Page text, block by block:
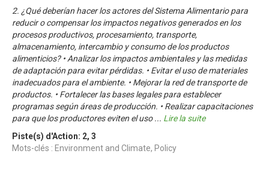
2. ¿Qué deberían hacer los actores del Sistema Alimentario para
reducir o compensar los impactos negativos generados en los
procesos productivos, procesamiento, transporte,
almacenamiento, intercambio y consumo de los productos
alimenticios? • Analizar los impactos ambientales y las medidas
de adaptación para evitar pérdidas. • Evitar el uso de materiales
inadecuados para el ambiente. • Mejorar la red de transporte de
productos. • Fortalecer las bases legales para establecer
programas según áreas de producción. • Realizar capacitaciones
para que los productores eviten el uso... Lire la suite
Piste(s) d'Action: 2, 3
Mots-clés : Environment and Climate, Policy